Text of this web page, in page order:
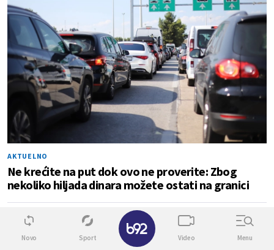
AKTUELNO
Ne krećite na put dok ovo ne proverite: Zbog
nekoliko hiljada dinara možete ostati na granici
0 10
Novo Sport Video Menu
✕